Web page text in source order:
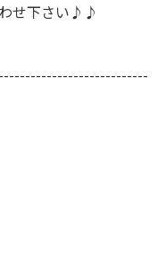
せ下さい♪♪